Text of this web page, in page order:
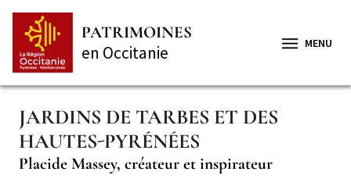
contenu
principal
PATRIMOINES
en Occitanie MENU
JARDINS DE TARBES ET DES
HAUTES-PYRÉNÉES
Placide Massey, créateur et inspirateur